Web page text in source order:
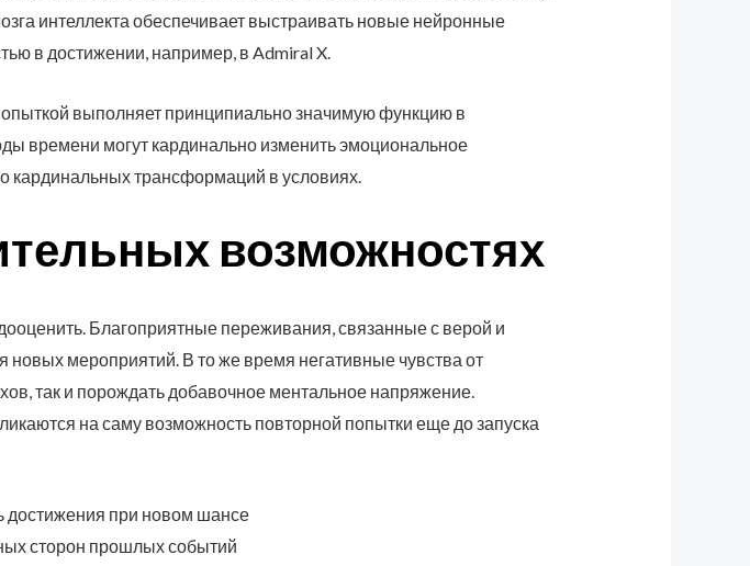
интеллекта обеспечивает выстраивать новые нейронные
в достижении, например, в Admiral X.
выполняет принципиально значимую функцию в
времени могут кардинально изменить эмоциональное
кардинальных трансформаций в условиях.
возможностях
Благоприятные переживания, связанные с верой и
мероприятий. В то же время негативные чувства от
так и порождать добавочное ментальное напряжение.
на саму возможность повторной попытки еще до запуска
достижения при новом шансе
сторон прошлых событий